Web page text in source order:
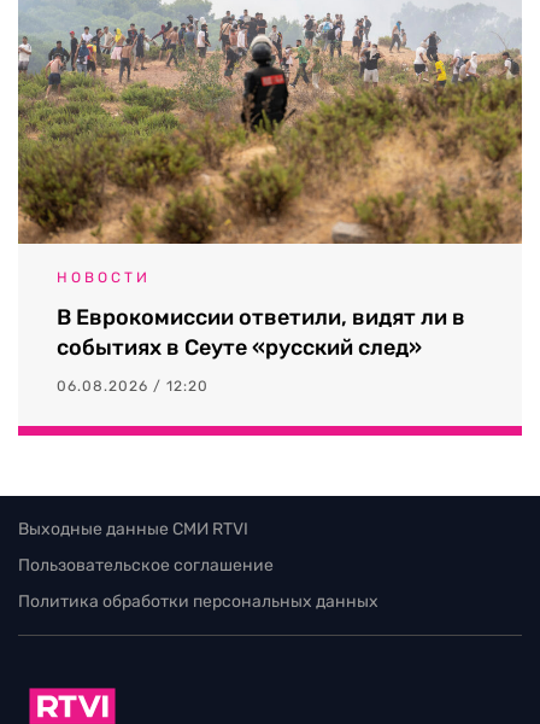
НОВОСТИ
В Еврокомиссии ответили, видят ли в
событиях в Сеуте «русский след»
06.08.2026 / 12:20
Выходные данные СМИ RTVI
Пользовательское соглашение
Политика обработки персональных данных